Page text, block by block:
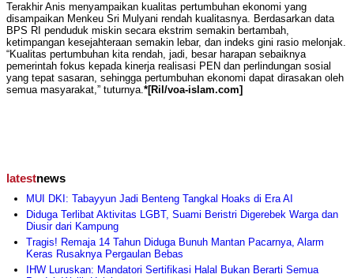
Terakhir Anis menyampaikan kualitas pertumbuhan ekonomi yang
disampaikan Menkeu Sri Mulyani rendah kualitasnya. Berdasarkan data
BPS RI penduduk miskin secara ekstrim semakin bertambah,
ketimpangan kesejahteraan semakin lebar, dan indeks gini rasio melonjak.
“Kualitas pertumbuhan kita rendah, jadi, besar harapan sebaiknya
pemerintah fokus kepada kinerja realisasi PEN dan perlindungan sosial
yang tepat sasaran, sehingga pertumbuhan ekonomi dapat dirasakan oleh
semua masyarakat,” tuturnya.*[Ril/voa-islam.com]
latestnews
MUI DKI: Tabayyun Jadi Benteng Tangkal Hoaks di Era AI
Diduga Terlibat Aktivitas LGBT, Suami Beristri Digerebek Warga dan
Diusir dari Kampung
Tragis! Remaja 14 Tahun Diduga Bunuh Mantan Pacarnya, Alarm
Keras Rusaknya Pergaulan Bebas
IHW Luruskan: Mandatori Sertifikasi Halal Bukan Berarti Semua